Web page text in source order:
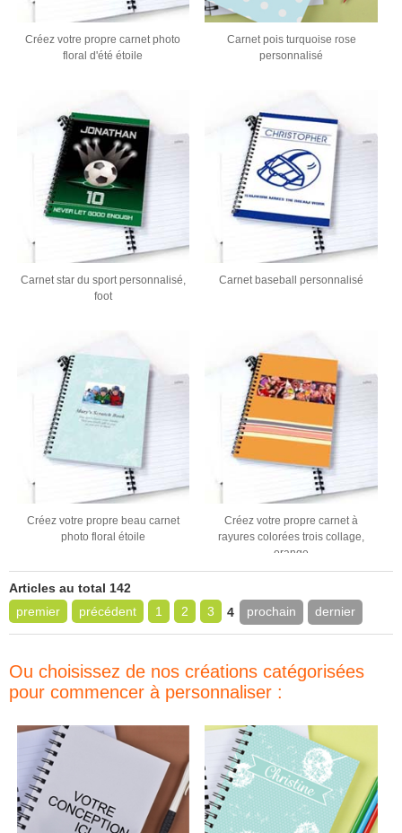
Créez votre propre carnet photo
floral d'été étoile
Carnet pois turquoise rose
personnalisé
Carnet star du sport personnalisé,
foot
Carnet baseball personnalisé
Créez votre propre beau carnet
photo floral étoile
Créez votre propre carnet à
rayures colorées trois collage,
orange
Articles au total 142
premier
précédent 1 2 3 4 prochain dernier
Ou choisissez de nos créations catégorisées
pour commencer à personnaliser :